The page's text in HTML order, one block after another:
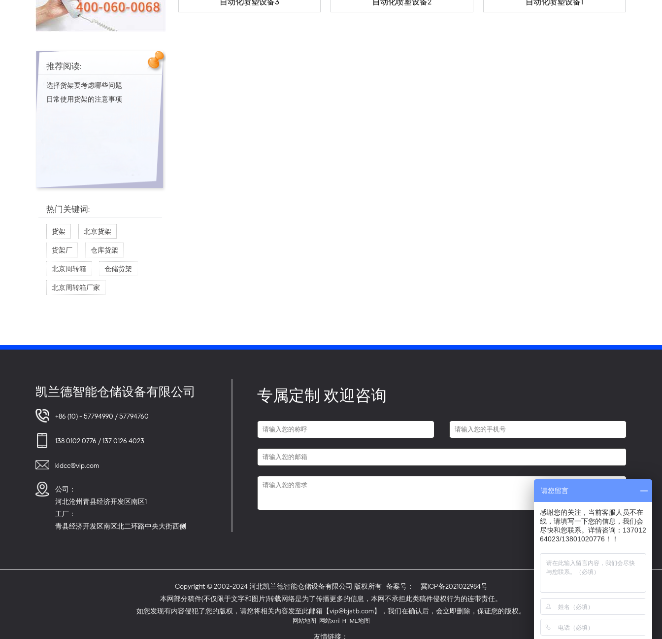
推荐阅读:
选择货架要考虑哪些问题
日常使用货架的注意事项
热门关键词:
货架 北京货架
货架厂 仓库货架
北京周转箱 仓储货架
北京周转箱厂家
凯兰德智能仓储设备有限公司
+86 (10) - 57794990 / 57794760
138 0102 0776 / 137 0126 4023
kldcc@vip.com
公司：
河北沧州青县经济开发区南区1
工厂：
青县经济开发区南区北二环路中央大街西侧
专属定制 欢迎咨询
Copyright © 2002-2024 河北凯兰德智能仓储设备有限公司 版权所有 备案号：
冀ICP备2021022984号
本网部分稿件(不仅限于文字和图片)转载网络是为了传播更多的信息，本网不承担此类稿件侵权行为的连带责任。
如您发现有内容侵犯了您的版权，请您将相关内容发至此邮箱【vip@bjstb.com】，我们在确认后，会立即删除，保证您的版权。
网站地图 网站xml HTML地图
友情链接：
请您留言
感谢您的关注，当前客服人员不在
线，请填写一下您的信息，我们会
尽快和您联系。详情咨询：137012
64023/13801020776！！